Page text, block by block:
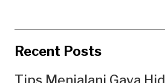
Recent Posts
Tips Menjalani Gaya